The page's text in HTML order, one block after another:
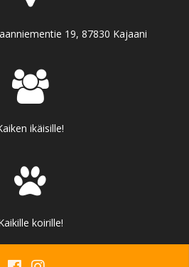
19, 87830 Kajaani
ikäisille!
koirille!